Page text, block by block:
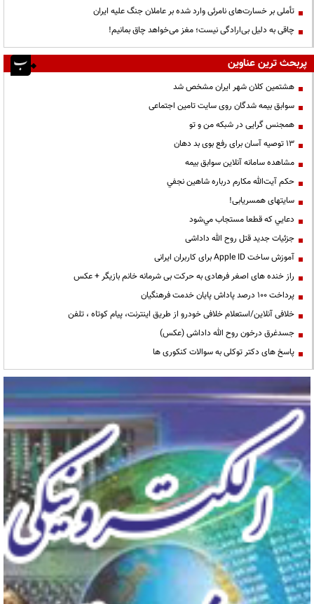
تأملی بر خسارت‌های نامرئی وارد شده بر عاملان جنگ علیه ایران
چاقی به دلیل بی‌ارادگی نیست؛ مغز می‌خواهد چاق بمانیم!
پربحث ترین عناوین
هشتمین کلان شهر ایران مشخص شد
سوابق بیمه شدگان روی سایت تامین اجتماعی
همجنس گرایی در شبکه من و تو
13 توصیه آسان برای رفع بوی بد دهان
مشاهده سامانه آنلاين سوابق بیمه
حكم آيت‌الله مكارم درباره شاهين نجفي
سایتهای همسریابی!
دعايي كه قطعا مستجاب مي‌شود
جزئیات جدید قتل روح الله داداشی
آموزش ساخت Apple ID برای کاربران ایرانی
راز خنده های اصغر فرهادی به حرکت بی شرمانه خانم بازیگر + عکس
پرداخت ۱۰۰ درصد پاداش پایان خدمت فرهنگیان
خلافی آنلاین/استعلام خلافی خودرو از طریق اینترنت، پیام کوتاه ، تلفن
جسدغرق درخون روح الله داداشی (عکس)
پاسخ های دکتر توکلی به سوالات کنکوری ها